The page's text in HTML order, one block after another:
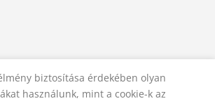
biztosítása érdekében olyan
használunk, mint a cookie-k az